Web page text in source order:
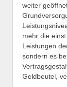
weiter
mehr die
Leistungen
sondern es
Geldbeutel,